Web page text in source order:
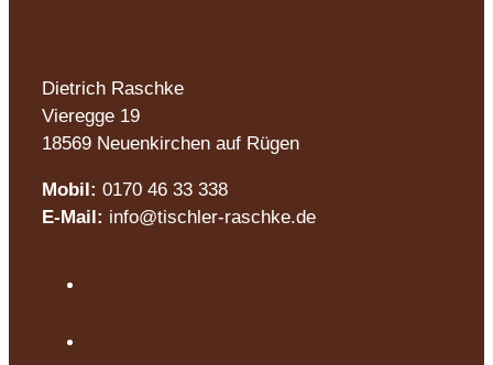
Dietrich Raschke
Vieregge 19
18569 Neuenkirchen auf Rügen
Mobil: 0170 46 33 338
E-Mail: info@tischler-raschke.de